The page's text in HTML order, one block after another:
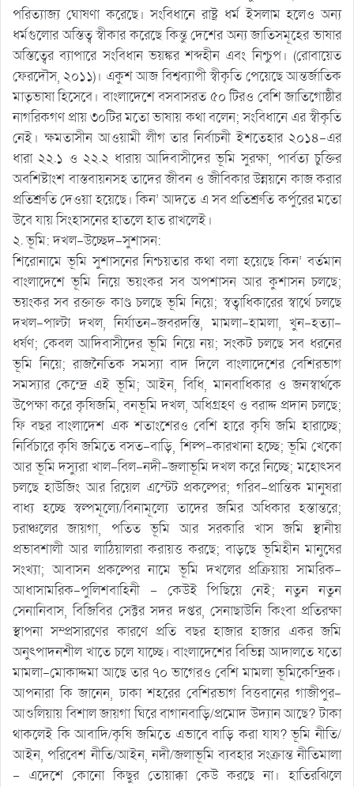
পরিত্যাজ্য ঘোষণা করেছে। সংবিধানে রাষ্ট্র ধর্ম ইসলাম হলেও অন্য
ধর্মগুলোর অস্তিত্ব স্বীকার করেছে কিন্তু দেশের অন্য জাতিসমূহের ভাষার
অস্তিত্বের ব্যাপারে সংবিধান ভয়ঙ্কর শব্দহীন এবং নিশ্চুপ। (রোবায়েত
ফেরদৌস, ২০১১)। একুশ আজ বিশ্বব্যাপী স্বীকৃতি পেয়েছে আন্তর্জাতিক
মাতৃভাষা হিসেবে। বাংলাদেশে বসবাসরত ৫০ টিরও বেশি জাতিগোষ্ঠীর
নাগরিকগণ প্রায় ৩০টির মতো ভাষায় কথা বলেন; সংবিধানে এর স্বীকৃতি
নেই। ক্ষমতাসীন আওয়ামী লীগ তার নির্বাচনী ইশতেহার ২০১৪-এর
ধারা ২২.১ ও ২২.২ ধারায় আদিবাসীদের ভূমি সুরক্ষা, পার্বত্য চুক্তির
অবশিষ্টাংশ বাস্তবায়নসহ তাদের জীবন ও জীবিকার উন্নয়নে কাজ করার
প্রতিশ্রুতি দেওয়া হয়েছে। কিন’ আদতে এ সব প্রতিশ্রুতি কর্পুরের মতো
উবে যায় সিংহাসনের হাতলে হাত রাখলেই।
২. ভূমি: দখল-উচ্ছেদ-সুশাসন:
শিরোনামে ভূমি সুশাসনের নিশ্চয়তার কথা বলা হয়েছে কিন’ বর্তমান
বাংলাদেশে ভূমি নিয়ে ভয়ংকর সব অপশাসন আর কুশাসন চলছে;
ভয়ংকর সব রক্তাক্ত কাণ্ড চলছে ভূমি নিয়ে; স্বত্বাধিকারের স্বার্থে চলছে
দখল-পাল্টা দখল, নির্যাতন-জবরদস্তি, মামলা-হামলা, খুন-হত্যা-
ধর্ষণ; কেবল আদিবাসীদের ভূমি নিয়ে নয়; সংকট চলছে সব ধরনের
ভূমি নিয়ে; রাজনৈতিক সমস্যা বাদ দিলে বাংলাদেশের বেশিরভাগ
সমস্যার কেন্দ্রে এই ভূমি; আইন, বিধি, মানবাধিকার ও জনস্বার্থকে
উপেক্ষা করে কৃষিজমি, বনভূমি দখল, অধিগ্রহণ ও বরাদ্দ প্রদান চলছে;
ফি বছর বাংলাদেশ এক শতাংশেরও বেশি হারে কৃষি জমি হারাচ্ছে;
নির্বিচারে কৃষি জমিতে বসত-বাড়ি, শিল্প-কারখানা হচ্ছে; ভূমি খেকো
আর ভূমি দস্যুরা খাল-বিল-নদী-জলাভূমি দখল করে নিচ্ছে; মহোৎসব
চলছে হাউজিং আর রিয়েল এস্টেট প্রকল্পের; গরিব-প্রান্তিক মানুষরা
বাধ্য হচ্ছে স্বল্পমূল্যে/বিনামূল্যে তাদের জমির অধিকার হস্তান্তরে;
চরাঞ্চলের জায়গা, পতিত ভূমি আর সরকারি খাস জমি স্থানীয়
প্রভাবশালী আর লাঠিয়ালরা করায়ত্ত করছে; বাড়ছে ভূমিহীন মানুষের
সংখ্যা; আবাসন প্রকল্পের নামে ভূমি দখলের প্রক্রিয়ায় সামরিক-
আধাসামরিক-পুলিশবাহিনী – কেউই পিছিয়ে নেই; নতুন নতুন
সেনানিবাস, বিজিবির সেক্টর সদর দপ্তর, সেনাছাউনি কিংবা প্রতিরক্ষা
স্থাপনা সম্প্রসারণের কারণে প্রতি বছর হাজার হাজার একর জমি
অনুৎপাদনশীল খাতে চলে যাচ্ছে। বাংলাদেশের বিভিন্ন আদালতে যতো
মামলা-মোকাদ্দমা আছে তার ৭০ ভাগেরও বেশি মামলা ভূমিকেন্দ্রিক।
আপনারা কি জানেন, ঢাকা শহরের বেশিরভাগ বিত্তবানের গাজীপুর-
আশুলিয়ায় বিশাল জায়গা ঘিরে বাগানবাড়ি/প্রমোদ উদ্যান আছে? টাকা
থাকলেই কি আবাদি/কৃষি জমিতে এভাবে বাড়ি করা যায? ভূমি নীতি/
আইন, পরিবেশ নীতি/আইন, নদী/জলাভূমি ব্যবহার সংক্রান্ত নীতিমালা
– এদেশে কোনো কিছুর তোয়াক্কা কেউ করছে না। হাতিরঝিলে